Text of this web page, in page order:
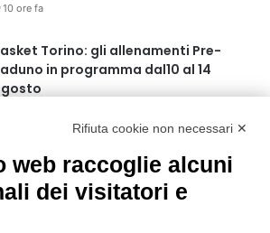
10 ore fa
Torino: gli allenamenti Pre-
in programma dal10 al 14
75 anni di INFN. La comunità, la storia, il
della ricerca in fisica
in Italia
18 ore fa
Rifiuta cookie non necessari ✕
web raccoglie alcuni
dei visitatori e